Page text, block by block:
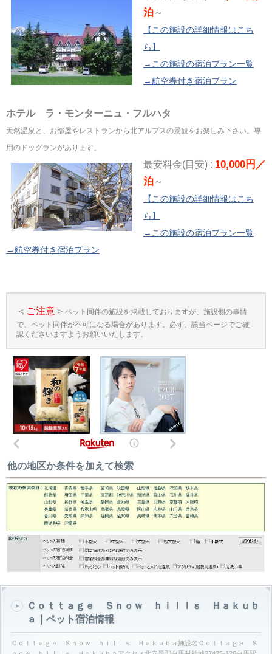
泊～
【この施設の詳細情報はこち
ら】
→この施設の宿泊プラン一覧
→航空券付き宿泊プラン
ホテル ラ・モンターニュ・フルハタ
天然温泉と、お部屋やレストランから北アルプスの景観をお楽しみ下さい。専
用のドッグランがあります。
最安料金(目安) : 10,000円／
泊～
【この施設の詳細情報はこち
ら】
→この施設の宿泊プラン一覧
→航空券付き宿泊プラン
＜ ご注意＞ ペット同伴の施設を掲載しておりますが、施設側の事情
で、ペット同伴が不可になる場合があります。必ず、該当ページでご確
認くださいますようお願いいたします。
他の地区か条件を加えて検索
Ｃｏｔｔａｇｅ Ｓｎｏｗ ｈｉｌｌｓ Ｈａｋｕｂ
ａ｜ペット宿泊情報
Ｃｏｔｔａｇｅ Ｓｎｏｗ ｈｉｌｌｓ Ｈａｋｕｂａ施設名Ｃｏｔｔａｇｅ Ｓ